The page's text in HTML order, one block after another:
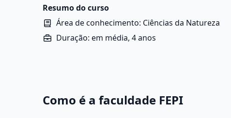
Resumo do curso
Área de conhecimento: Ciências da Natureza
Duração: em média, 4 anos
Como é a faculdade FEPI